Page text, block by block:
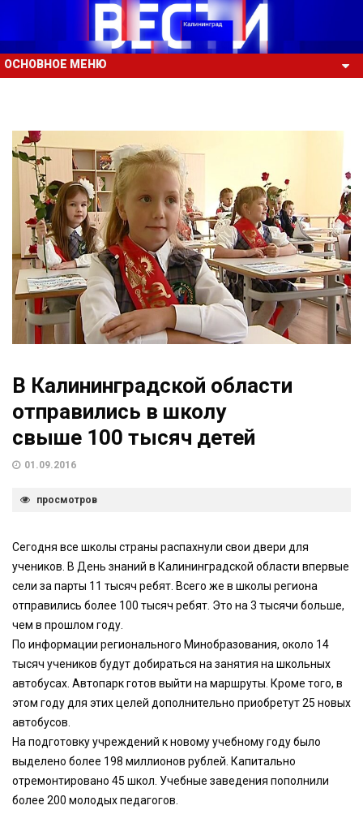
ОСНОВНОЕ МЕНЮ
В Калининградской области
отправились в школу
свыше 100 тысяч детей
01.09.2016
просмотров
Сегодня все школы страны распахнули свои двери для
учеников. В День знаний в Калининградской области впервые
сели за парты 11 тысяч ребят. Всего же в школы региона
отправились более 100 тысяч ребят. Это на 3 тысячи больше,
чем в прошлом году.
По информации регионального Минобразования, около 14
тысяч учеников будут добираться на занятия на школьных
автобусах. Автопарк готов выйти на маршруты. Кроме того, в
этом году для этих целей дополнительно приобретут 25 новых
автобусов.
На подготовку учреждений к новому учебному году было
выделено более 198 миллионов рублей. Капитально
отремонтировано 45 школ. Учебные заведения пополнили
более 200 молодых педагогов.